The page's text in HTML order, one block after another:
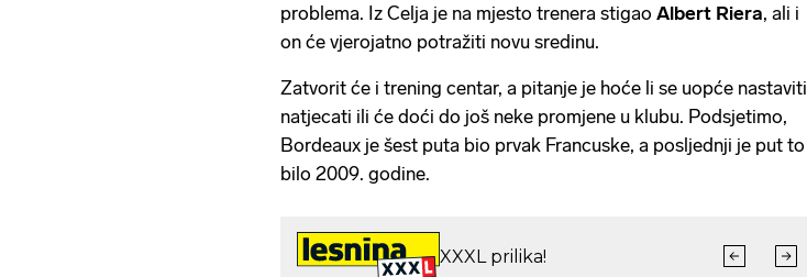
problema. Iz Celja je na mjesto trenera stigao Albert Riera, ali i
on će vjerojatno potražiti novu sredinu.
Zatvorit će i trening centar, a pitanje je hoće li se uopće nastaviti
natjecati ili će doći do još neke promjene u klubu. Podsjetimo,
Bordeaux je šest puta bio prvak Francuske, a posljednji je put to
bilo 2009. godine.